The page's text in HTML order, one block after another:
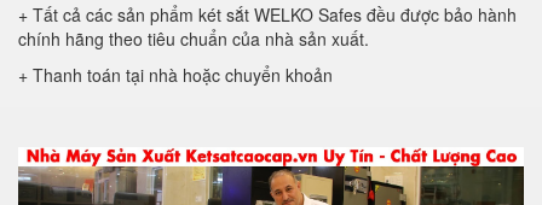
+ Tất cả các sản phẩm két sắt WELKO Safes đều được bảo hành
chính hãng theo tiêu chuẩn của nhà sản xuất.
+ Thanh toán tại nhà hoặc chuyển khoản